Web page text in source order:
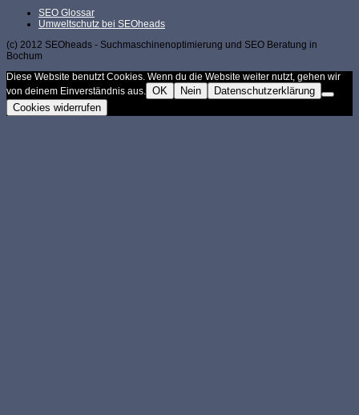
SEO Glossar
Umweltschutz bei SEOheads
(c) 2012 SEOheads - Suchmaschinenoptimierung und SEO Beratung in
Bochum
Diese Website benutzt Cookies. Wenn du die Website weiter nutzt, gehen wir
von deinem Einverständnis aus. OK Nein
Datenschutzerklärung
Cookies widerrufen